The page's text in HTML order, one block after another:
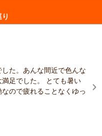
た。あんな間近で色んな
足でした。 とても暑い
ので疲れることなくゆっ